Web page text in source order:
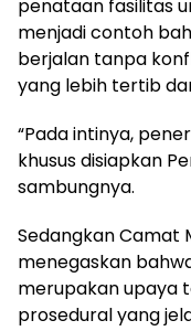
penataan fasilitas
menjadi contoh
berjalan tanpa
yang lebih tertib
“Pada intinya,
khusus disiapkan
sambungnya.
Sedangkan Camat
menegaskan
merupakan upaya
prosedural yang